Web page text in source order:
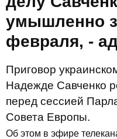
умышленно
февраля, -
Приговор
Надежде Савченко
перед сессией
Совета Европы.
Об этом в эфире